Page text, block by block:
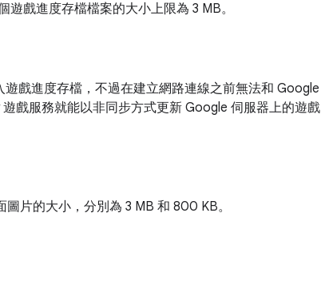
戲進度存檔檔案的大小上限為 3 MB。
戲進度存檔，不過在建立網路連線之前無法和 Google
戲服務就能以非同步方式更新 Google 伺服器上的遊戲
片的大小，分別為 3 MB 和 800 KB。